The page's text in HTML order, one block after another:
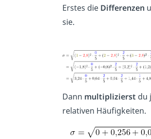
Erstes die Differenzen
sie.
Dann multiplizierst du
relativen Häufigkeiten.